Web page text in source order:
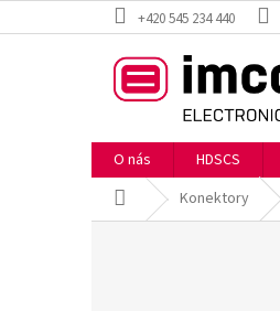
na
+420 545 234 440
O nás HDSCS
Domů Konektory